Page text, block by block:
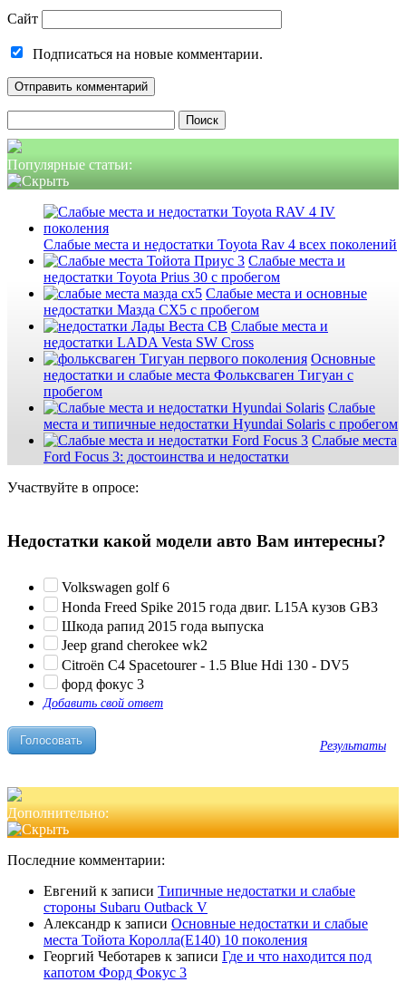
Сайт
Подписаться на новые комментарии.
Популярные статьи:
Слабые места и недостатки Toyota Rav 4 всех поколений
Слабые места и
недостатки Toyota Prius 30 с пробегом
Слабые места и основные
недостатки Мазда СХ5 с пробегом
Слабые места и
недостатки LADA Vesta SW Cross
Основные
недостатки и слабые места Фольксваген Тигуан с
пробегом
Слабые
места и типичные недостатки Hyundai Solaris с пробегом
Слабые места
Ford Focus 3: достоинства и недостатки
Участвуйте в опросе:
Недостатки какой модели авто Вам интересны?
Volkswagen golf 6
Honda Freed Spike 2015 года двиг. L15A кузов GB3
Шкода рапид 2015 года выпуска
Jeep grand cherokee wk2
Citroën C4 Spacetourer - 1.5 Blue Hdi 130 - DV5
форд фокус 3
Добавить свой ответ
Результаты
Дополнительно:
Последние комментарии:
Евгений к записи Типичные недостатки и слабые
стороны Subaru Outback V
Александр к записи Основные недостатки и слабые
места Тойота Королла(Е140) 10 поколения
Георгий Чеботарев к записи Где и что находится под
капотом Форд Фокус 3